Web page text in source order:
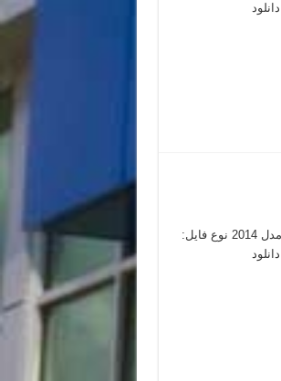
دفترچه راهنمای هیوندای آزرا مدل 2014 نوع فایل: